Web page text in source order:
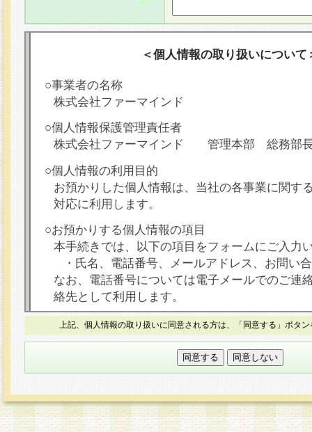
＜個人情報の取り扱いについて
○事業者の名称
株式会社ファーマインド
○個人情報保護管理責任者
株式会社ファーマインド 管理本部 総務部
○個人情報の利用目的
お預かりした個人情報は、当社の各事業に関す
対応に利用します。
○お預かりする個人情報の項目
本手続きでは、以下の項目をフォームにご入力
・氏名、電話番号、メールアドレス、お問い
なお、電話番号については電子メールでのご連
絡先として利用します。
○本人が容易に認識できない方法による個人情報
本フォームでは、セッション管理のためCookie
○個人情報の第三者提供について
力いただく個人情報は第三者に提供しません。
○個人情報の委託について
上記、個人情報の取り扱いに同意される方は、「同意する」ボタ